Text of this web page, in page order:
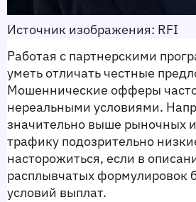
Источник изображения: RFI
Работая с партнерскими
уметь отличать честные
Мошеннические офферы
нереальными условиями.
значительно выше рыночных
трафику подозрительно
насторожиться, если в
расплывчатых формулировок
условий выплат.